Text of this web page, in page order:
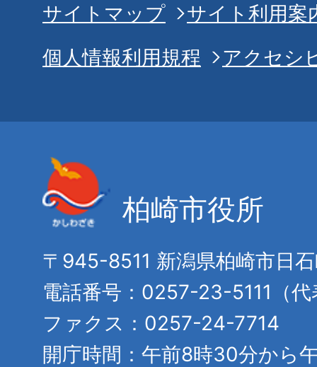
サイトマップ
サイト利用案
個人情報利用規程
アクセシ
柏崎市役所
〒945-8511 新潟県柏崎市日
電話番号：0257-23-5111（代
ファクス：0257-24-7714
開庁時間：午前8時30分から